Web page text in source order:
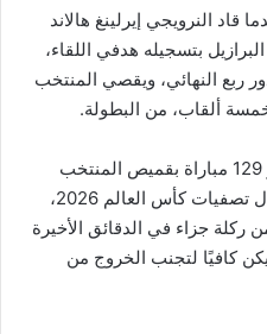
قاد النرويجي إيرلينغ هالاند
بتسجيله هدفي اللقاء،
ربع النهائي، ويقصي المنتخب
خمسة ألقاب، من البطولة.
وخلال مسيرته الدولية، خاض نيمار 129 مباراة بقميص المنتخب
البرازيلي، وشارك في مباراتين خلال تصفيات كأس العالم 2026،
ركلة جزاء في الدقائق الأخيرة
كافيًا لتجنب الخروج من